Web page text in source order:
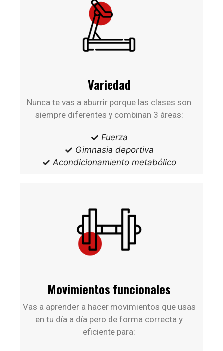
Variedad
Nunca te vas a aburrir porque las clases son
siempre diferentes y combinan 3 áreas:
Fuerza
Gimnasia deportiva
Acondicionamiento metabólico
Movimientos funcionales
Vas a aprender a hacer movimientos que usas
en tu día a día pero de forma correcta y
eficiente para: